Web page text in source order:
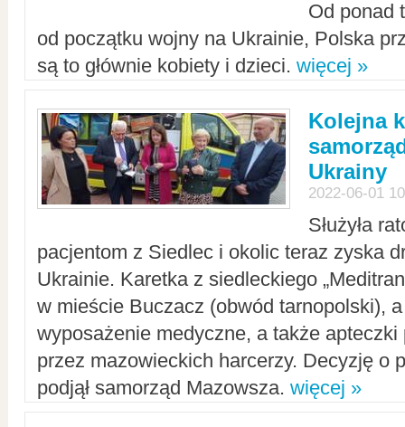
Od ponad
od początku wojny na Ukrainie, Polska
są to głównie kobiety i dzieci. więcej »
Kolejna
Ukrainy
2022-06-01
Służyła
pacjentom z Siedlec i okolic teraz zyska
Ukrainie. Karetka z siedleckiego
w mieście Buczacz (obwód tarnopolski),
wyposażenie medyczne, a także apteczki
przez mazowieckich harcerzy. Decyzję o
podjął samorząd Mazowsza. więcej »